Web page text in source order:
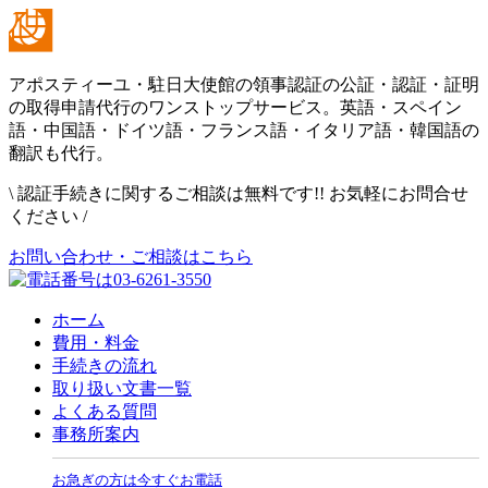
アポスティーユ・駐日大使館の領事認証の公証・認証・証明
の取得申請代行のワンストップサービス。英語・スペイン
語・中国語・ドイツ語・フランス語・イタリア語・韓国語の
翻訳も代行。
\ 認証手続きに関するご相談は無料です!! お気軽にお問合せ
ください /
お問い合わせ・ご相談はこちら
ホーム
費用・料金
手続きの流れ
取り扱い文書一覧
よくある質問
事務所案内
お急ぎの方は今すぐお電話